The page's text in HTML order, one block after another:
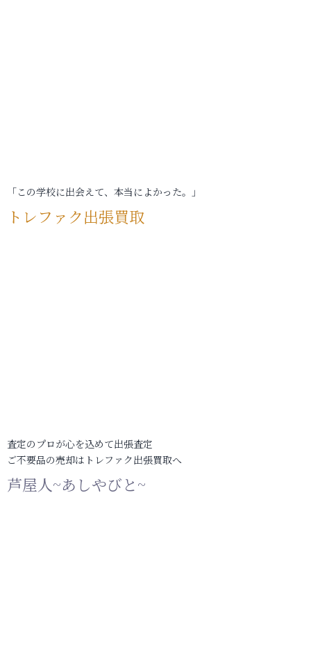
「この学校に出会えて、本当によかった。」
トレファク出張買取
査定のプロが心を込めて出張査定
ご不要品の売却はトレファク出張買取へ
芦屋人~あしやびと~